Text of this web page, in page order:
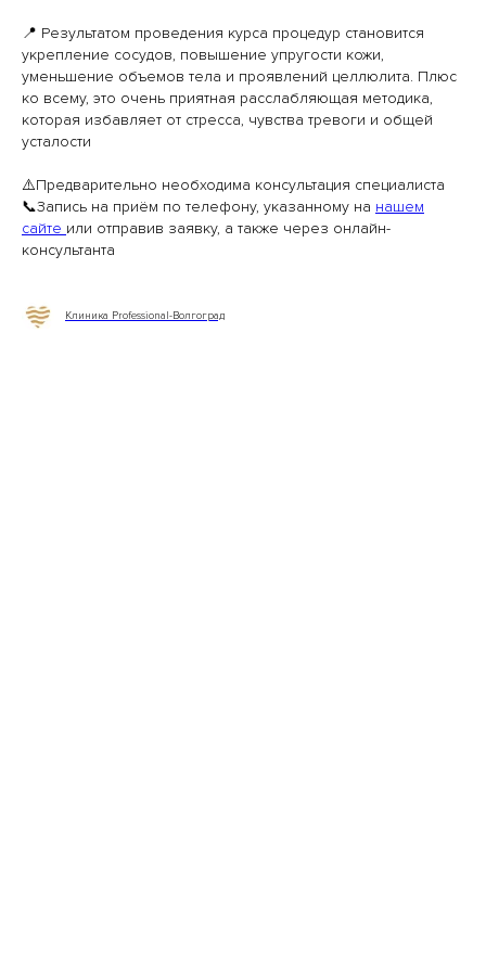
📍 Результатом проведения курса процедур становится
укрепление сосудов, повышение упругости кожи,
уменьшение объемов тела и проявлений целлюлита. Плюс
ко всему, это очень приятная расслабляющая методика,
которая избавляет от стресса, чувства тревоги и общей
усталости
⚠️Предварительно необходима консультация специалиста
📞Запись на приём по телефону, указанному на нашем
сайте или отправив заявку, а также через онлайн-
консультанта
Клиника Professional-Волгоград